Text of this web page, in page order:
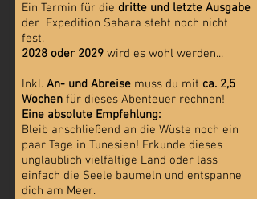
Ein Termin für die dritte und letzte Ausgabe
der Expedition Sahara steht noch nicht
fest.
2028 oder 2029wird es wohl werden...
Inkl. An- und Abreisemuss du mit ca. 2,5
Wochenfür dieses Abenteuer rechnen!
Eine absolute Empfehlung:
Bleib anschließend an die Wüste noch ein
paar Tage in Tunesien! Erkunde dieses
unglaublich vielfältige Land oder lass
einfach die Seele baumeln und entspanne
dich am Meer.